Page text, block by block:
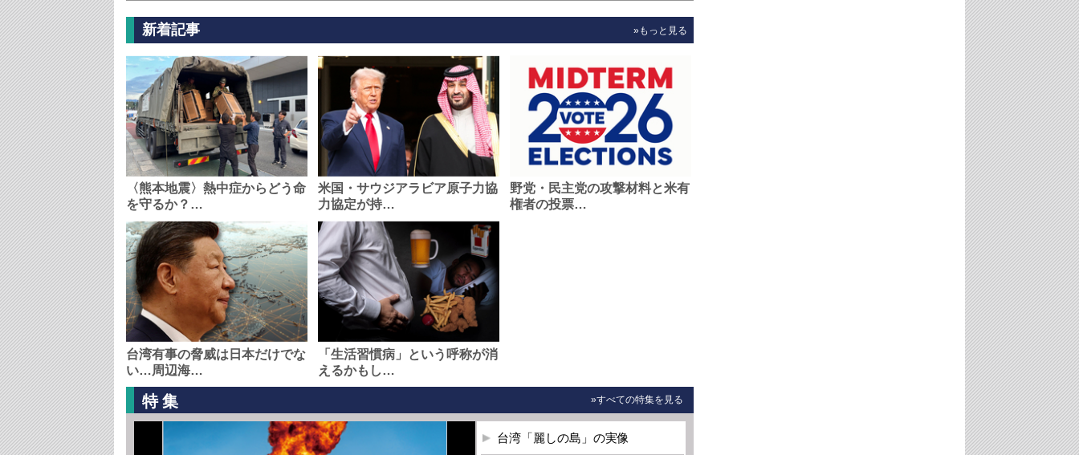
新着記事 »もっと見る
〈熊本地震〉熱中症からどう命
を守るか？…
米国・サウジアラビア原子力協
力協定が持…
野党・民主党の攻撃材料と米有
権者の投票…
台湾有事の脅威は日本だけでな
い…周辺海…
「生活習慣病」という呼称が消
えるかもし…
特集 »すべての特集を見る
台湾「麗しの島」の実像